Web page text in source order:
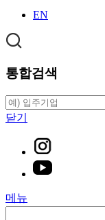
EN
통합검색
닫기
메뉴